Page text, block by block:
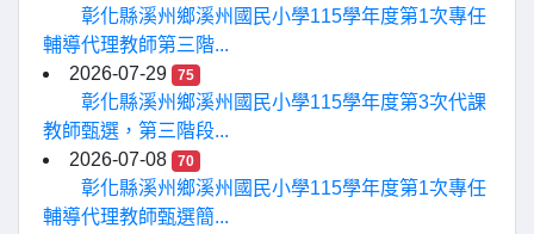
彰化縣溪州鄉溪州國民小學115學年度第1次專任
輔導代理教師第三階...
2026-07-29
75
彰化縣溪州鄉溪州國民小學115學年度第3次代課
教師甄選，第三階段...
2026-07-08
70
彰化縣溪州鄉溪州國民小學115學年度第1次專任
輔導代理教師甄選簡...